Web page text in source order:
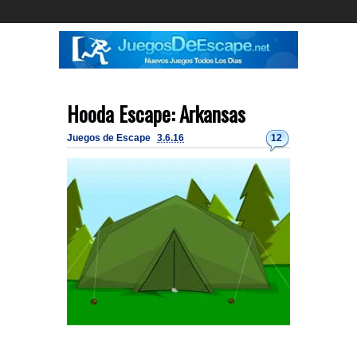
Hooda Escape: Arkansas
12
Juegos de Escape 3.6.16